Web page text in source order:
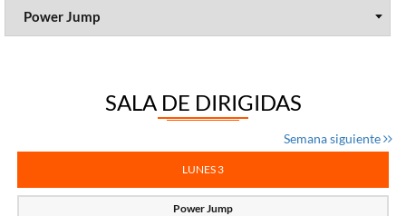
SALA DE DIRIGIDAS
Semana siguiente
LUNES 3
Power Jump